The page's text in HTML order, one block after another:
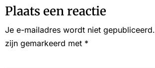
Plaats een reactie
Je e-mailadres wordt niet gepubliceerd.
zijn gemarkeerd met *